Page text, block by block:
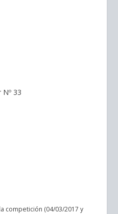
33
competición (04/03/2017 y